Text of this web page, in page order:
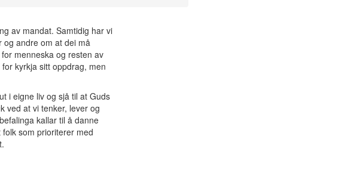
av mandat. Samtidig har vi
og andre om at dei må
menneska og resten av
kyrkja sitt oppdrag, men
i eigne liv og sjå til at Guds
ved at vi tenker, lever og
kallar til å danne
som prioriterer med